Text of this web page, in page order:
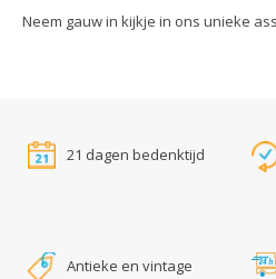
Neem gauw in kijkje in ons unieke
21 dagen bedenktijd
Antieke en vintage